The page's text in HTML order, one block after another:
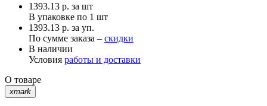
1393.13 р. за шт
В упаковке по 1 шт
1393.13 р. за уп.
По сумме заказа – скидки
В наличии
Условия работы и доставки
О товаре
xmark